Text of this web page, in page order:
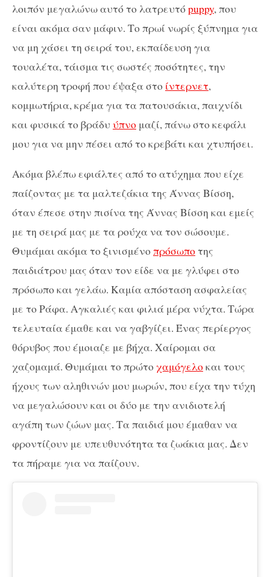
λοιπόν μεγαλώνω αυτό το λατρευτόpuppy, που
είναι ακόμα σαν μάφιν. Το πρωί νωρίς ξύπνημα για
να μη χάσει τη σειρά του, εκπαίδευση για
τουαλέτα, τάισμα τις σωστές ποσότητες, την
καλύτερη τροφή που έψαξα στο ίντερνετ,
κομμωτήρια, κρέμα για τα πατουσάκια, παιχνίδι
και φυσικά το βράδυ ύπνο μαζί, πάνω στο κεφάλι
μου για να μην πέσει από το κρεβάτι και χτυπήσει.
Ακόμα βλέπω εφιάλτες από το ατύχημα που είχε
παίζοντας με τα μαλτεζάκια της Άννας Βίσση,
όταν έπεσε στην πισίνα της Άννας Βίσση και εμείς
με τη σειρά μας με τα ρούχα να τον σώσουμε.
Θυμάμαι ακόμα το ξινισμένοπρόσωποτης
παιδιάτρου μας όταν τον είδε να με γλύφει στο
πρόσωπο και γελάω. Καμία απόσταση ασφαλείας
με το Ράφα. Αγκαλιές και φιλιά μέρα νύχτα. Τώρα
τελευταία έμαθε και να γαβγίζει. Ένας περίεργος
θόρυβος που έμοιαζε με βήχα. Χαίρομαι σα
χαζομαμά. Θυμάμαι το πρώτοχαμόγελοκαι τους
ήχους των αληθινών μου μωρών, που είχα την τύχη
να μεγαλώσουν και οι δύο με την ανιδιοτελή
αγάπη των ζώων μας. Τα παιδιά μου έμαθαν να
φροντίζουν με υπευθυνότητα τα ζωάκια μας. Δεν
τα πήραμε για να παίζουν.